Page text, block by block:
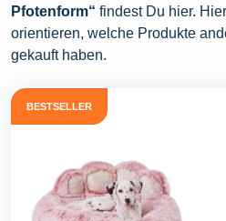
Pfotenform“ findest Du hier.
orientieren, welche Produkte
gekauft haben.
BESTSELLER